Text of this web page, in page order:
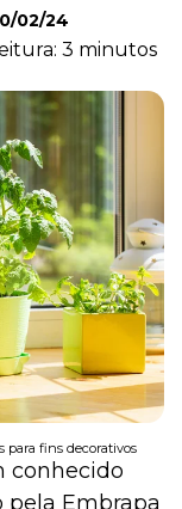
02/24
3 minutos
para fins decorativos
conhecido
pela Embrapa